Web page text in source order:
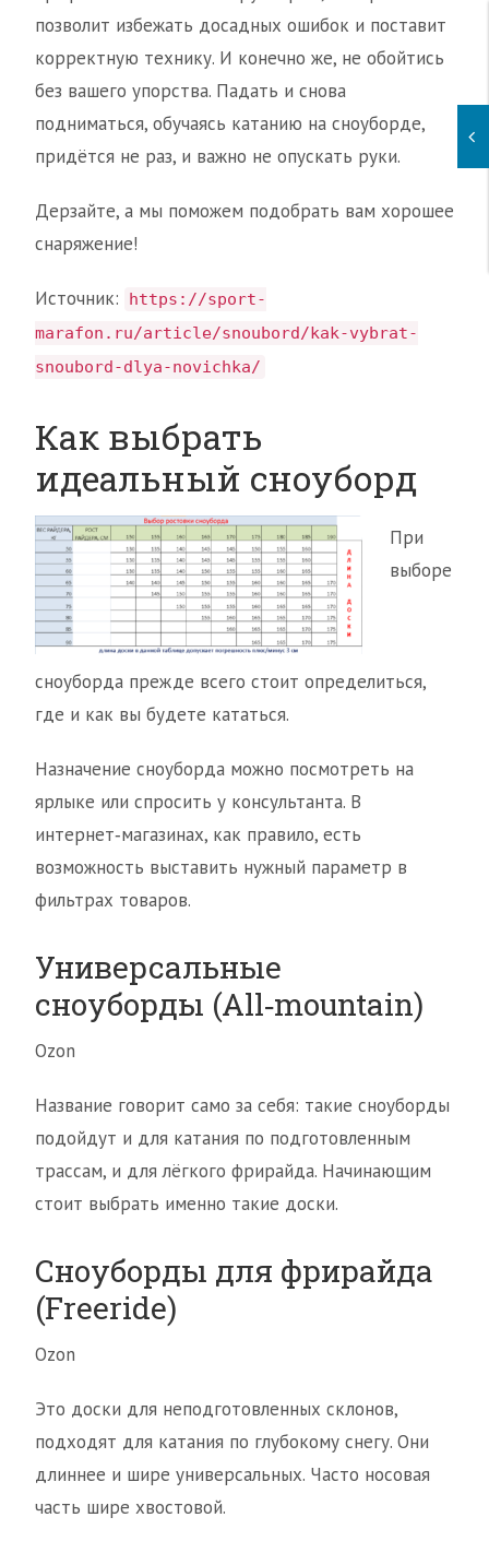
позволит избежать досадных ошибок и поставит
корректную технику. И конечно же, не обойтись
без вашего упорства. Падать и снова
подниматься, обучаясь катанию на сноуборде,
придётся не раз, и важно не опускать руки.
Дерзайте, а мы поможем подобрать вам хорошее
снаряжение!
Источник:
https://sport-
marafon.ru/article/snoubord/kak-vybrat-
snoubord-dlya-novichka/
Как выбрать
идеальный сноуборд
При
выборе
сноуборда прежде всего стоит определиться,
где и как вы будете кататься.
Назначение сноуборда можно посмотреть на
ярлыке или спросить у консультанта. В
интернет‑магазинах, как правило, есть
возможность выставить нужный параметр в
фильтрах товаров.
Универсальные
сноуборды (All‑mountain)
Ozon
Название говорит само за себя: такие сноуборды
подойдут и для катания по подготовленным
трассам, и для лёгкого фрирайда. Начинающим
стоит выбрать именно такие доски.
Сноуборды для фрирайда
(Freeride)
Ozon
Это доски для неподготовленных склонов,
подходят для катания по глубокому снегу. Они
длиннее и шире универсальных. Часто носовая
часть шире хвостовой.